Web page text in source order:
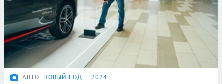
АВТО НОВЫЙ ГОД — 2024